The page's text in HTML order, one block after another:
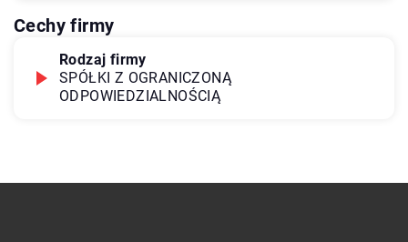
Cechy firmy
Rodzaj firmy
SPÓŁKI Z OGRANICZONĄ
ODPOWIEDZIALNOŚCIĄ